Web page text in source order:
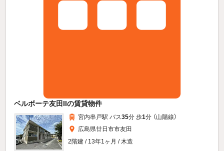
ベルボーテ友田IIの賃貸物件
宮内串戸駅 バス35分 歩1分 （山陽線）
広島県廿日市市友田
2階建 / 13年1ヶ月 / 木造